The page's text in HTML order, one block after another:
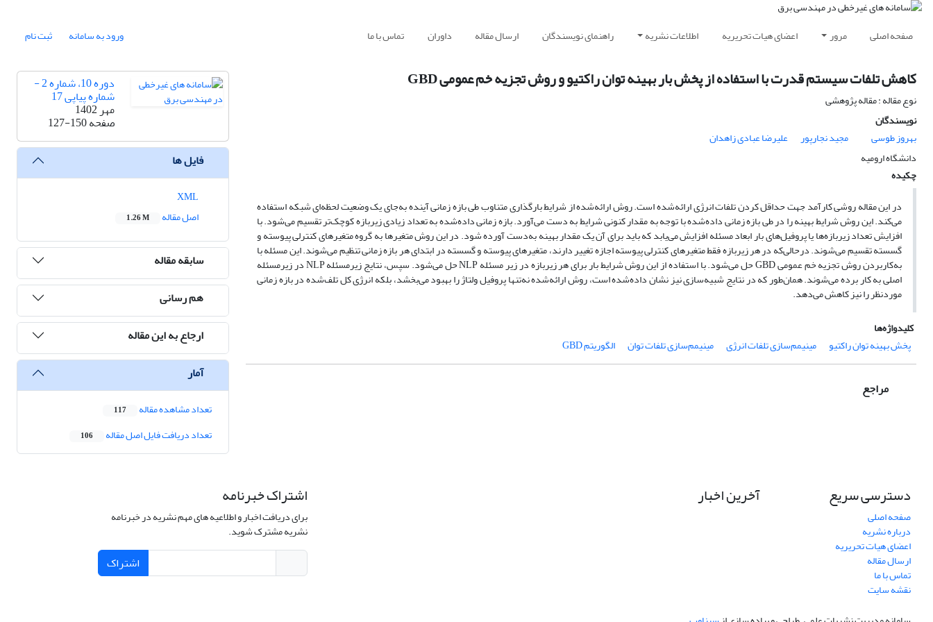
صفحه اصلی مرور اعضای هیات تحریریه اطلاعات نشریه راهنمای نویسندگان ارسال مقاله داوران تماس با ما ورود به سامانه ثبت نام
کاهش تلفات سیستم قدرت با استفاده از پخش بار بهینه توان راکتیو و روش تجزیه خم عمومی GBD
نوع مقاله : مقاله پژوهشی
نویسندگان
بهروز طوسی
مجید نجارپور
علیرضا عبادی زاهدان
دانشگاه ارومیه
چکیده
در این مقاله روشی کارآمد جهت حداقل کردن تلفات انرژی ارائه‌شده است. روش ارائه‌شده از شرایط بارگذاری متناوب طی بازه زمانی آینده به‌جای یک وضعیت لحظه‌ای شبکه استفاده
می‌کند. این روش شرایط بهینه را در طی بازه زمانی داده‌شده با توجه به مقدار کنونی شرایط به دست می‌آورد. بازه زمانی داده‌شده به تعداد زیادی زیربازه کوچک‌تر تقسیم می‌شود. با
افزایش تعداد زیربازه‌ها یا پروفیل‌های بار ابعاد مسئله افزایش می‌یابد که باید برای آن یک مقدار بهینه به‌دست آورده شود. در این روش متغیرها به گروه متغیرهای کنترلی پیوسته و
گسسته تقسیم می‌شوند. درحالی‌که در هر زیربازه فقط متغیرهای کنترلی پیوسته اجازه تغییر دارند، متغیرهای پیوسته و گسسته در ابتدای هر بازه زمانی تنظیم می‌شوند. این مسئله با
به‌کاربردن روش تجزیه خم عمومیGBDحل می‌شود. با استفاده از این روش شرایط بار برای هر زیربازه در زیر مسئلهNLPحل می‌شود. سپس، نتایج زیرمسئلهNLPدر زیرمسئله
اصلی به کار برده می‌شوند. همان‌طور که‌ در نتایج شبیه‌سازی نیز نشان داده‌شده است، روش ارائه‌شده نه‌تنها پروفیل ولتاژ را بهبود می‌بخشد، بلکه انرژی کل تلف‌شده در بازه زمانی
موردنظر را نیز کاهش می‌دهد.
کلیدواژه‌ها
پخش بهینه توان راکتیو
مینیمم‌سازی تلفات انرژی مینیمم‌سازی تلفات توان الگوریتم GBD
مراجع
دوره 10، شماره 2 -
شماره پیاپی 17
مهر 1402
صفحه127-150
فایل ها
اصل مقاله
1.26 M
سابقه مقاله
هم رسانی
ارجاع به این مقاله
آمار
تعداد مشاهده مقاله 117
تعداد دریافت فایل اصل مقاله 106
دسترسی سریع
صفحه اصلی
درباره نشریه
اعضای هیات تحریریه
ارسال مقاله
تماس با ما
نقشه سایت
آخرین اخبار اشتراک خبرنامه
برای دریافت اخبار و اطلاعیه های مهم نشریه در خبرنامه
نشریه مشترک شوید.
اشتراک